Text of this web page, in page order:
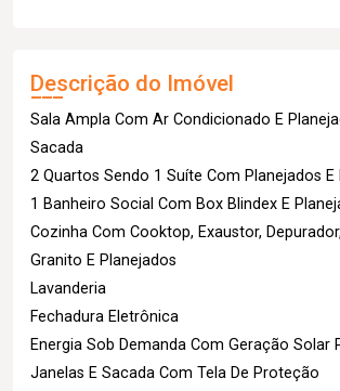
Descrição do Imóvel
Sala Ampla Com Ar Condicionado E
Sacada
2 Quartos Sendo 1 Suíte Com Planejados E
1 Banheiro Social Com Box Blindex E
Cozinha Com Cooktop, Exaustor,
Granito E Planejados
Lavanderia
Fechadura Eletrônica
Energia Sob Demanda Com Geração Solar
Janelas E Sacada Com Tela De Proteção